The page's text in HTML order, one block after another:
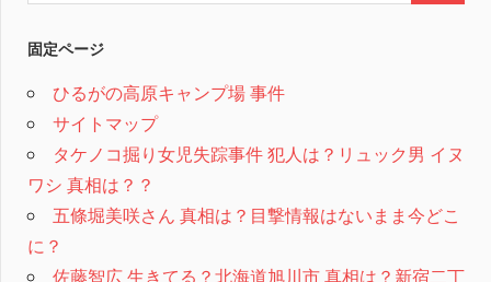
固定ページ
ひるがの高原キャンプ場 事件
サイトマップ
タケノコ掘り女児失踪事件 犯人は？リュック男 イヌ
ワシ 真相は？？
五條堀美咲さん 真相は？目撃情報はないまま今どこ
に？
佐藤智広 生きてる？北海道旭川市 真相は？新宿二丁